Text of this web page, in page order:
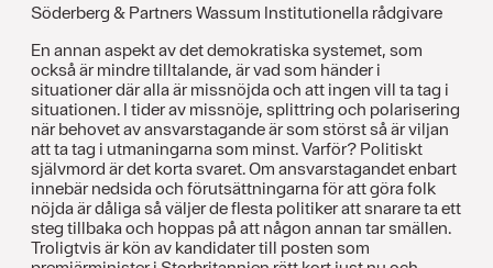
Söderberg & Partners Wassum Institutionella rådgivare
En annan aspekt av det demokratiska systemet, som
också är mindre tilltalande, är vad som händer i
situationer där alla är missnöjda och att ingen vill ta tag i
situationen. I tider av missnöje, splittring och polarisering
när behovet av ansvarstagande är som störst så är viljan
att ta tag i utmaningarna som minst. Varför? Politiskt
självmord är det korta svaret. Om ansvarstagandet enbart
innebär nedsida och förutsättningarna för att göra folk
nöjda är dåliga så väljer de flesta politiker att snarare ta ett
steg tillbaka och hoppas på att någon annan tar smällen.
Troligtvis är kön av kandidater till posten som